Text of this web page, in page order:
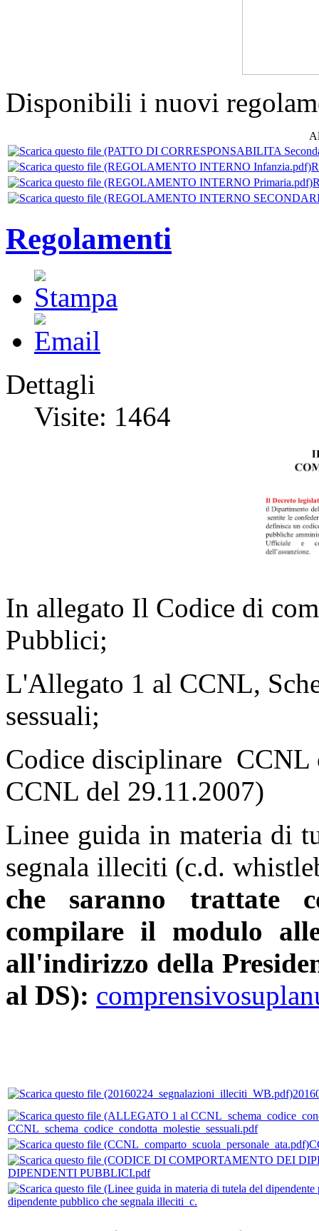
Disponibili i nuovi
Regolamenti
Dettagli
Visite: 1464
In allegato Il Codice di
Pubblici;
L'Allegato 1 al CCNL,
sessuali;
Codice disciplinare CCNL
CCNL del 29.11.2007)
Linee guida in materia di
segnala illeciti (c.d.
che saranno trattate
compilare il modulo
all'indirizzo della
al DS):
CCNL_schema_codice_condotta_molestie_sessuali.pdf
DIPENDENTI PUBBLICI.pdf
dipendente pubblico che segnala illeciti_c.